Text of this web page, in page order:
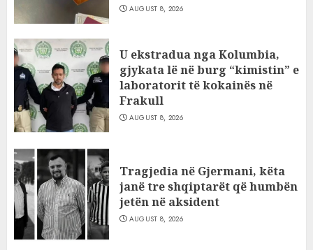
AUGUST 8, 2026
U ekstradua nga Kolumbia,
gjykata lë në burg “kimistin” e
laboratorit të kokainës në
Frakull
AUGUST 8, 2026
Tragjedia në Gjermani, këta
janë tre shqiptarët që humbën
jetën në aksident
AUGUST 8, 2026